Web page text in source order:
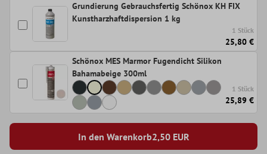
Grundierung Gebrauchsfertig Schönox KH FIX
Kunstharzhaftdispersion 1 kg
1 Stück
25,80 €
Schönox MES Marmor Fugendicht Silikon
Bahamabeige 300ml
1 Stück
25,89 €
In den Warenkorb2,50EUR